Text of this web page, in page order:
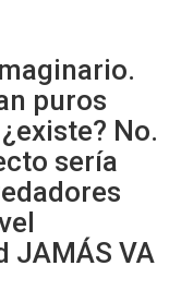
puros
No.
sería
JAMÁS VA